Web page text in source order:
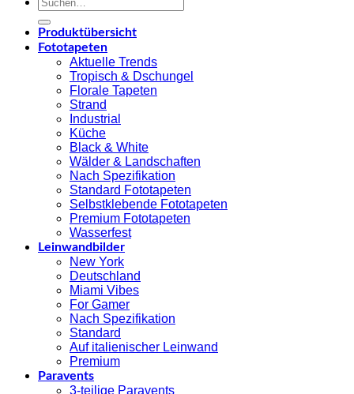
nach:
Produktübersicht
Fototapeten
Aktuelle Trends
Tropisch & Dschungel
Florale Tapeten
Strand
Industrial
Küche
Black & White
Wälder & Landschaften
Nach Spezifikation
Standard Fototapeten
Selbstklebende Fototapeten
Premium Fototapeten
Wasserfest
Leinwandbilder
New York
Deutschland
Miami Vibes
For Gamer
Nach Spezifikation
Standard
Auf italienischer Leinwand
Premium
Paravents
3-teilige Paravents